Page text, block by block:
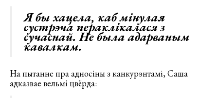
Я бы хацела, каб мінулая
сустрэча пераклікалася з
сучаснай. Не была адарваным
кавалкам.
На пытанне пра адносіны з канкурэнтамі, Саша
адказвае вельмі цвёрда: